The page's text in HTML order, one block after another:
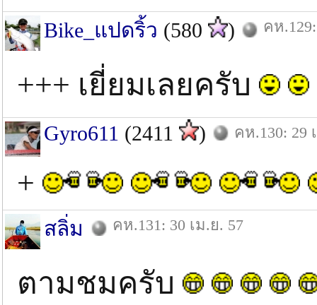
Bike_แปดริ้ว (580 ) คห
+++ เยี่ยมเลยครับ
Gyro611 (2411 ) คห.130: 29
+
สลิ่ม คห.131: 30 เม.ย. 57
ตามชมครับ